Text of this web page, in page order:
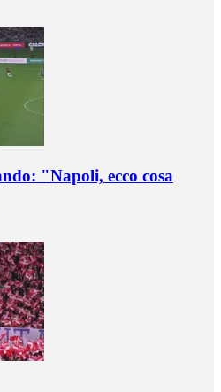
"Napoli, ecco cosa